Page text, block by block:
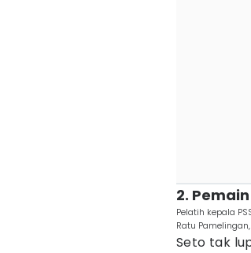
2.
Pelatih kepala
Ratu
Seto tak